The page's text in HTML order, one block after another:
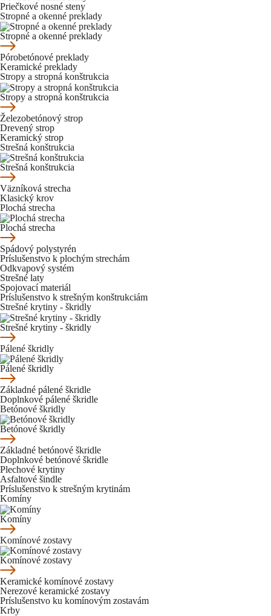
Priečkové nosné steny
Stropné a okenné preklady
Stropné a okenné preklady
Pórobetónové preklady
Keramické preklady
Stropy a stropná konštrukcia
Stropy a stropná konštrukcia
Železobetónový strop
Drevený strop
Keramický strop
Strešná konštrukcia
Strešná konštrukcia
Väzníková strecha
Klasický krov
Plochá strecha
Plochá strecha
Spádový polystyrén
Príslušenstvo k plochým strechám
Odkvapový systém
Strešné laty
Spojovací materiál
Príslušenstvo k strešným konštrukciám
Strešné krytiny - škridly
Strešné krytiny - škridly
Pálené škridly
Pálené škridly
Základné pálené škridle
Doplnkové pálené škridle
Betónové škridly
Betónové škridly
Základné betónové škridle
Doplnkové betónové škridle
Plechové krytiny
Asfaltové šindle
Príslušenstvo k strešným krytinám
Komíny
Komíny
Komínové zostavy
Komínové zostavy
Keramické komínové zostavy
Nerezové keramické zostavy
Príslušenstvo ku komínovým zostavám
Krby